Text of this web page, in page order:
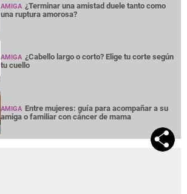
AMIGA ¿Terminar una amistad duele tanto como
una ruptura amorosa?
AMIGA ¿Cabello largo o corto? Elige tu corte según
tu cuello
AMIGA Entre mujeres: guía para acompañar a su
amiga o familiar con cáncer de mama